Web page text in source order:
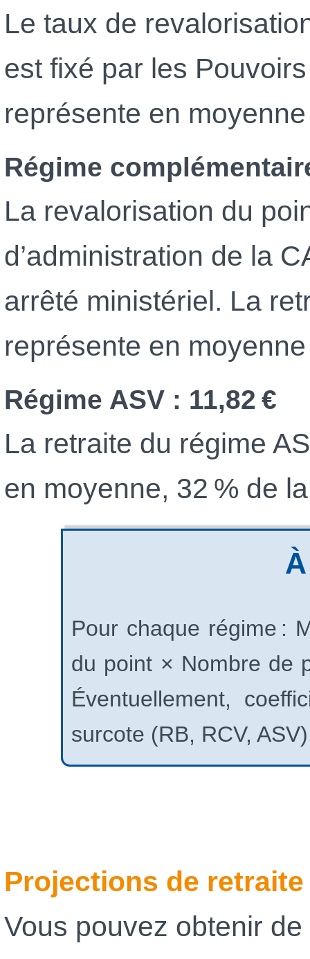
Le taux de
est fixé par les
représente en
Régime
La revalorisation du
d’administration de la
arrêté ministériel. La
représente en
Régime ASV : 11,82 €
La retraite du régime
en moyenne, 32 % de
Pour chaque régime :
du point × Nombre de
Éventuellement,
surcote (RB, RCV,
Projections de retraite
Vous pouvez obtenir